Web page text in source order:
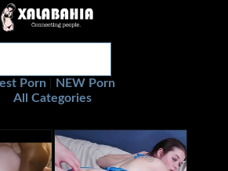
Porn
NEW Porn
All Categories